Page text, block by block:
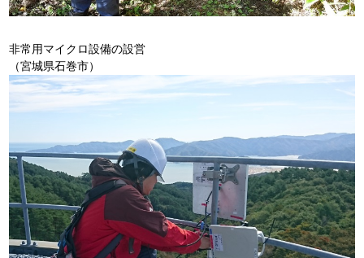
非常用マイクロ設備の設営
（宮城県石巻市）